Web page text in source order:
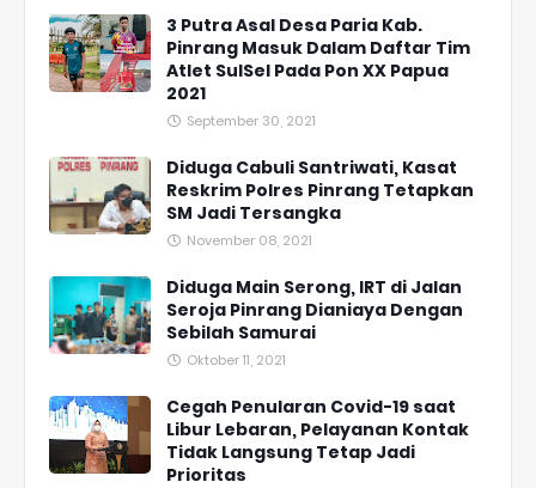
3 Putra Asal Desa Paria Kab.
Pinrang Masuk Dalam Daftar Tim
Atlet SulSel Pada Pon XX Papua
2021
September 30, 2021
Diduga Cabuli Santriwati, Kasat
Reskrim Polres Pinrang Tetapkan
SM Jadi Tersangka
November 08, 2021
Diduga Main Serong, IRT di Jalan
Seroja Pinrang Dianiaya Dengan
Sebilah Samurai
Oktober 11, 2021
Cegah Penularan Covid-19 saat
Libur Lebaran, Pelayanan Kontak
Tidak Langsung Tetap Jadi
Prioritas